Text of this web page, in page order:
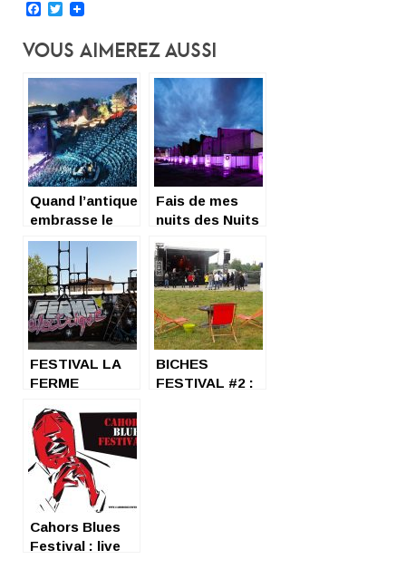
Facebook
Twitter
Vous Aimerez Aussi
Quand l’antique
embrasse le
moderne: les
Nuits de
Fourvière
Fais de mes
nuits des Nuits
ans du festival
FESTIVAL LA
FERME
2017
BICHES
FESTIVAL #2 :
Cahors Blues
Festival : live